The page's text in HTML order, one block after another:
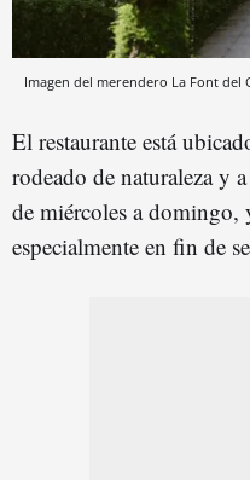
Imagen del merendero La Font del
El restaurante está
rodeado de naturaleza y
de miércoles a domingo,
especialmente en fin de